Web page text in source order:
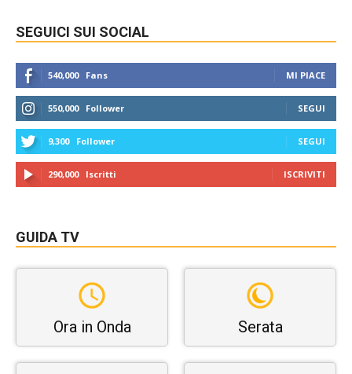
SEGUICI SUI SOCIAL
540,000 Fans MI PIACE
550,000 Follower SEGUI
9,300 Follower SEGUI
290,000 Iscritti ISCRIVITI
GUIDA TV
Ora in Onda Serata